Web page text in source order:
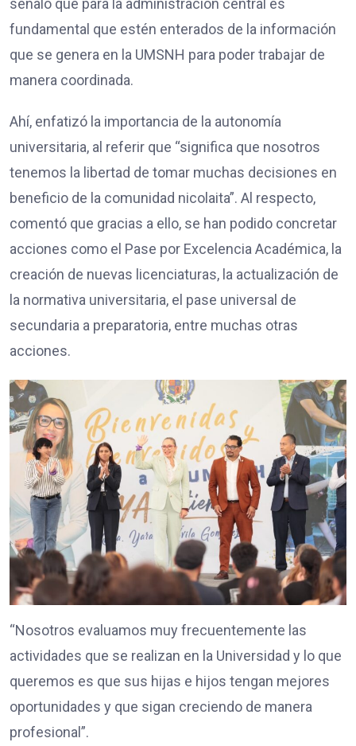
señaló que para la administración central es
fundamental que estén enterados de la información
que se genera en la UMSNH para poder trabajar de
manera coordinada.
Ahí, enfatizó la importancia de la autonomía
universitaria, al referir que “significa que nosotros
tenemos la libertad de tomar muchas decisiones en
beneficio de la comunidad nicolaita”. Al respecto,
comentó que gracias a ello, se han podido concretar
acciones como el Pase por Excelencia Académica, la
creación de nuevas licenciaturas, la actualización de
la normativa universitaria, el pase universal de
secundaria a preparatoria, entre muchas otras
acciones.
“Nosotros evaluamos muy frecuentemente las
actividades que se realizan en la Universidad y lo que
queremos es que sus hijas e hijos tengan mejores
oportunidades y que sigan creciendo de manera
profesional”.